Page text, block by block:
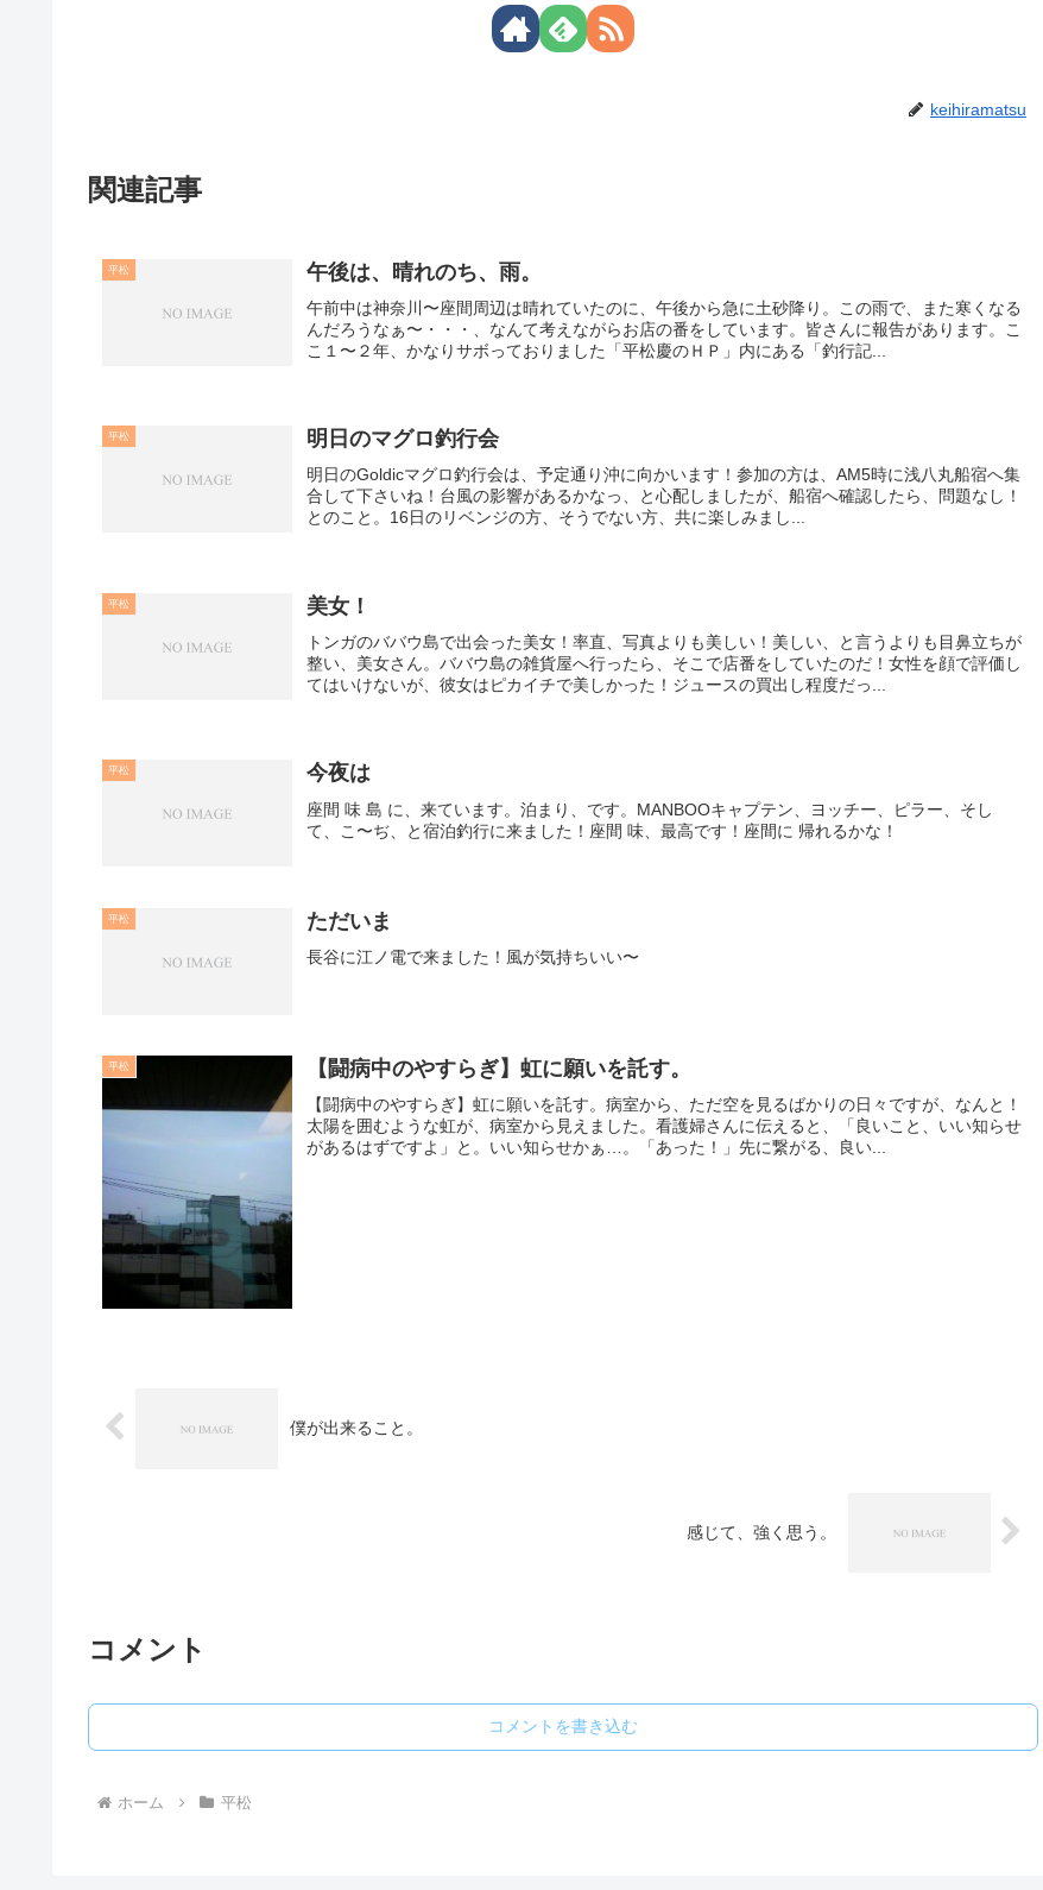
keihiramatsu
関連記事
平松 午後は、晴れのち、雨。
午前中は神奈川〜座間周辺は晴れていたのに、午後から急に土砂降り。この雨で、また寒くなる
んだろうなぁ〜・・・、なんて考えながらお店の番をしています。皆さんに報告があります。こ
こ１〜２年、かなりサボっておりました「平松慶のＨＰ」内にある「釣行記...
平松 明日のマグロ釣行会
明日のGoldicマグロ釣行会は、予定通り沖に向かいます！参加の方は、AM5時に浅八丸船宿へ集
合して下さいね！台風の影響があるかなっ、と心配しましたが、船宿へ確認したら、問題なし！
とのこと。16日のリベンジの方、そうでない方、共に楽しみまし...
平松 美女！
トンガのババウ島で出会った美女！率直、写真よりも美しい！美しい、と言うよりも目鼻立ちが
整い、美女さん。ババウ島の雑貨屋へ行ったら、そこで店番をしていたのだ！女性を顔で評価し
てはいけないが、彼女はピカイチで美しかった！ジュースの買出し程度だっ...
平松 今夜は
座間 味 島 に、来ています。泊まり、です。MANBOOキャプテン、ヨッチー、ピラー、そし
て、こ〜ぢ、と宿泊釣行に来ました！座間 味、最高です！座間に 帰れるかな！
平松 ただいま
長谷に江ノ電で来ました！風が気持ちいい〜
平松 【闘病中のやすらぎ】虹に願いを託す。
【闘病中のやすらぎ】虹に願いを託す。病室から、ただ空を見るばかりの日々ですが、なんと！
太陽を囲むような虹が、病室から見えました。看護婦さんに伝えると、「良いこと、いい知らせ
があるはずですよ」と。いい知らせかぁ…。「あった！」先に繋がる、良い...
僕が出来ること。
感じて、強く思う。
コメント
コメントを書き込む
ホーム 平松